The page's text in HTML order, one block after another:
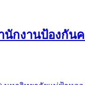
กงานป้องกัน